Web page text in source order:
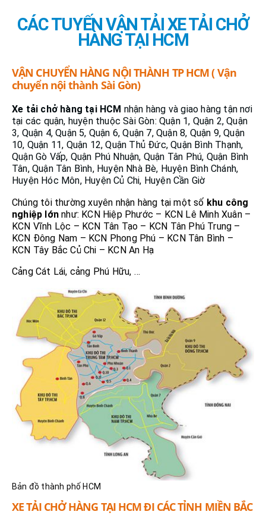
CÁC TUYẾN VẬN TẢI XE TẢI CHỞ
HÀNG TẠI HCM
VẬN CHUYỂN HÀNG NỘI THÀNH TP HCM ( Vận
chuyển nội thành Sài Gòn)
Xe tải chở hàng tại HCM nhận hàng và giao hàng tận nơi
tại các quận, huyện thuộc Sài Gòn: Quận 1, Quận 2, Quận
3, Quận 4, Quận 5, Quận 6, Quận 7, Quận 8, Quận 9, Quận
10, Quận 11, Quận 12, Quận Thủ Đức, Quận Bình Thạnh,
Quận Gò Vấp, Quận Phú Nhuận, Quận Tân Phú, Quận Bình
Tân, Quận Tân Bình, Huyện Nhà Bè, Huyện Bình Chánh,
Huyện Hóc Môn, Huyện Củ Chi, Huyện Cần Giờ
Chúng tôi thường xuyên nhận hàng tại một số khu công
nghiệp lớn như: KCN Hiệp Phước – KCN Lê Minh Xuân –
KCN Vĩnh Lộc – KCN Tân Tạo – KCN Tân Phú Trung –
KCN Đông Nam – KCN Phong Phú – KCN Tân Bình –
KCN Tây Bắc Củ Chi – KCN An Hạ
Cảng Cát Lái, cảng Phú Hữu, …
Bản đồ thành phố HCM
XE TẢI CHỞ HÀNG TẠI HCM ĐI CÁC TỈNH MIỀN BẮC